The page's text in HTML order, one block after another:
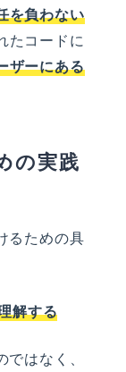
を負わない
たコードに
ザーにある
の実践
るための具
解する
はなく、